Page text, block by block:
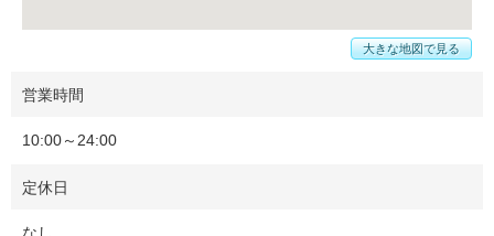
大きな地図で見る
営業時間
10:00～24:00
定休日
なし